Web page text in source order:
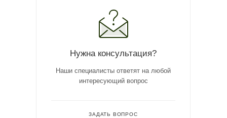
Нужна консультация?
Наши специалисты ответят на любой
интересующий вопрос
ЗАДАТЬ ВОПРОС